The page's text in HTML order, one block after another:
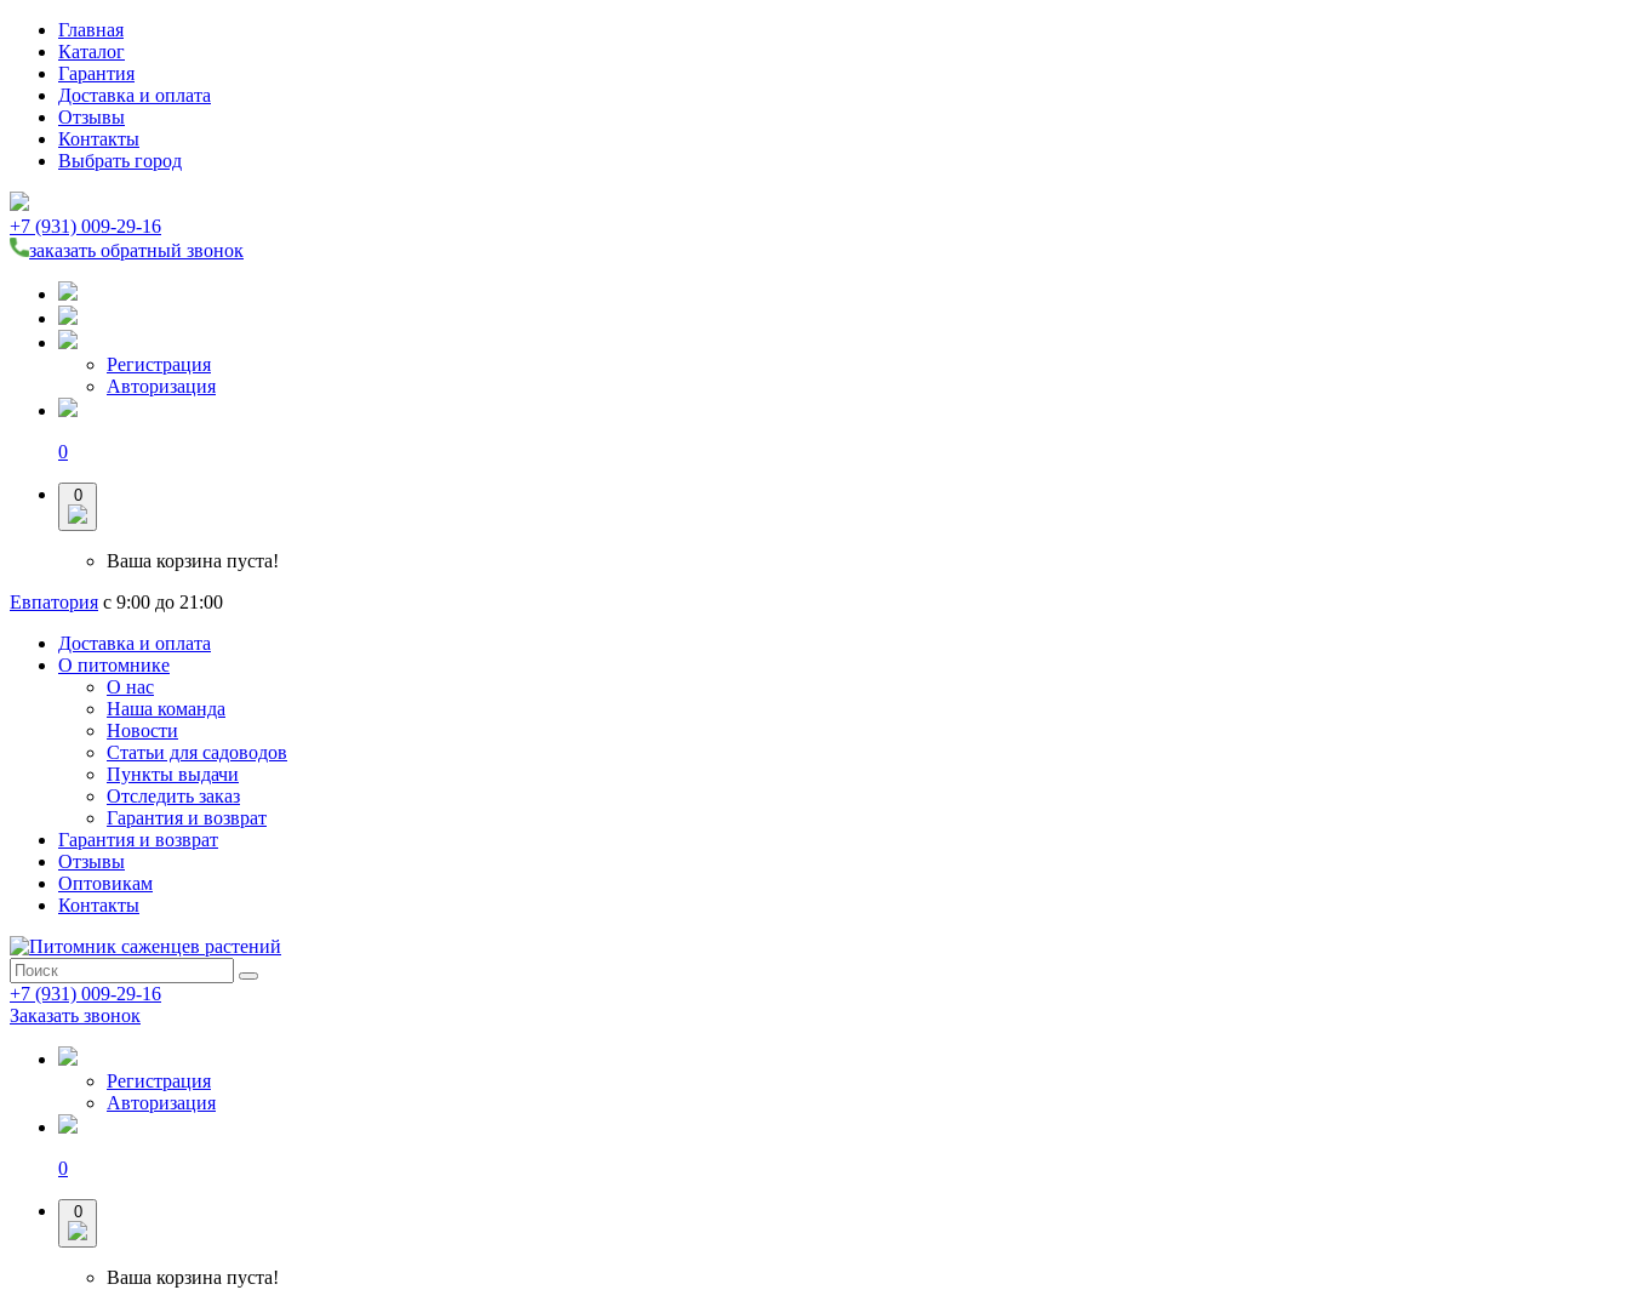
Главная
Каталог
Гарантия
Доставка и оплата
Отзывы
Контакты
Выбрать город
+7 (931) 009-29-16
заказать обратный звонок
Регистрация
Авторизация
0
0
Ваша корзина пуста!
Евпатория с 9:00 до 21:00
Доставка и оплата
О питомнике
О нас
Наша команда
Новости
Статьи для садоводов
Пункты выдачи
Отследить заказ
Гарантия и возврат
Гарантия и возврат
Отзывы
Оптовикам
Контакты
+7 (931) 009-29-16
Заказать звонок
Регистрация
Авторизация
0
0
Ваша корзина пуста!